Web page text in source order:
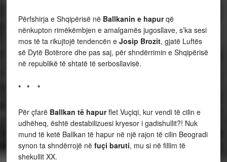
Përfshirja e Shqipërisë në Ballkanin e hapurqë
nënkupton rimëkëmbjen e amalgamës jugosllave, s’ka sesi
mos të ta rikujtojë tendencën e Josip Brozit, gjatë Luftës
së Dytë Botërore dhe pas saj, për shndërrimin e Shqipërisë
në republikë të shtatë të serbosllavisë.
* * *
Për çfarë Ballkan të hapurflet Vuçiqi, kur vendi të cilin e
udhëheq, është destabilizuesi kryesor i gadishullit?! Nuk
mund të ketë Ballkan të hapur në një rajon të cilin Beogradi
synon ta shndërrojë në fuçi baruti, mu si në fillim të
shekullit XX.